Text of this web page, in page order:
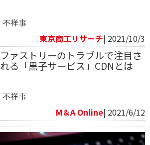
不祥事
東京商工リサーチ| 2021/10/3
ファストリーのトラブルで注目さ
れる「黒子サービス」CDNとは
不祥事
M＆A Online| 2021/6/12